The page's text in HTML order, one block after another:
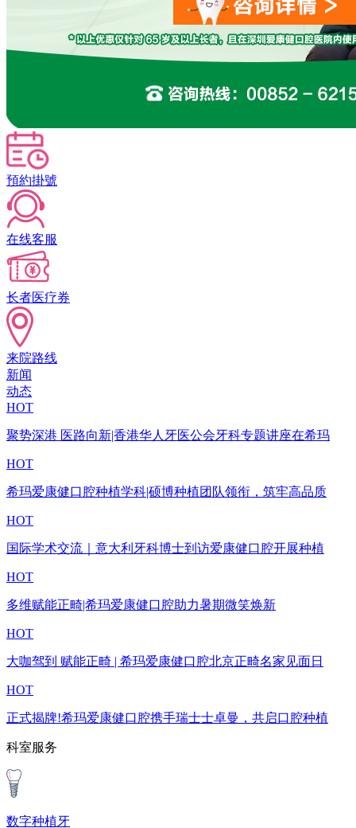
預約掛號
在线客服
长者医疗券
来院路线
新闻
动态
HOT
聚势深港 医路向新|香港华人牙医公会牙科专题讲座在希玛
HOT
希玛爱康健口腔种植学科|硕博种植团队领衔，筑牢高品质
HOT
国际学术交流｜意大利牙科博士到访爱康健口腔开展种植
HOT
多维赋能正畸|希玛爱康健口腔助力暑期微笑焕新
HOT
大咖驾到 赋能正畸 | 希玛爱康健口腔北京正畸名家见面日
HOT
正式揭牌!希玛爱康健口腔携手瑞士士卓曼，共启口腔种植
科室服务
数字种植牙